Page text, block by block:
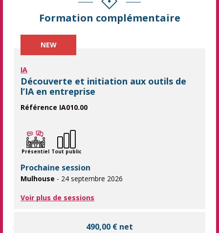
Formation complémentaire
NEW
IA
Découverte et initiation aux outils de
l’IA en entreprise
Référence IA010.00
Présentiel Tout public
Prochaine session
Mulhouse - 24 septembre 2026
Voir plus de sessions
490,00 € net